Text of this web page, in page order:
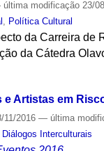
última modificação 23/
Política Cultural
da Carreira
da Cátedra
Artistas em
11/2016— última
Interculturais